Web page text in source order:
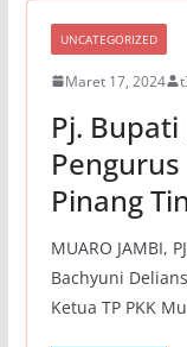
UNCATEGORIZED
Maret 17, 2024
Pj.
Pinang
MUARO JAMBI,
Bachyuni
Ketua TP PKK